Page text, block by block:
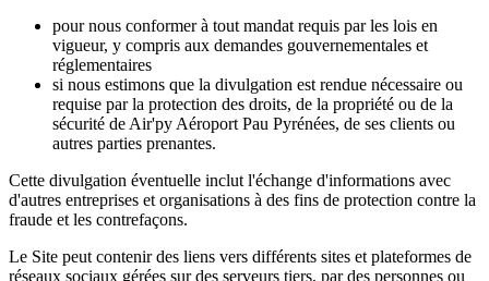
pour nous conformer à tout mandat requis par les lois en
vigueur, y compris aux demandes gouvernementales et
réglementaires
si nous estimons que la divulgation est rendue nécessaire ou
requise par la protection des droits, de la propriété ou de la
sécurité de Air'py Aéroport Pau Pyrénées, de ses clients ou
autres parties prenantes.
Cette divulgation éventuelle inclut l'échange d'informations avec
d'autres entreprises et organisations à des fins de protection contre la
fraude et les contrefaçons.
Le Site peut contenir des liens vers différents sites et plateformes de
réseaux sociaux gérées sur des serveurs tiers, par des personnes ou